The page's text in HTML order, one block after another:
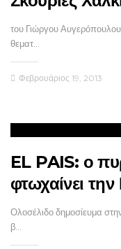
του Γιώργου
θεματ…
Φεβρουάριος 19, 2013
EL PAIS: ο
φτωχαίνει
Ολοσέλιδο δημοσίευμα
β…